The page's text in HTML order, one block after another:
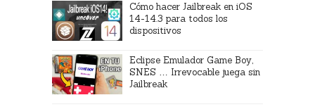
Cómo hacer Jailbreak en iOS
14-14.3 para todos los
dispositivos
Eclipse Emulador Game Boy,
SNES … Irrevocable juega sin
Jailbreak